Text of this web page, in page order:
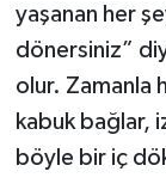
yaşanan her
dönersiniz”
olur. Zamanla
kabuk bağlar,
böyle bir iç